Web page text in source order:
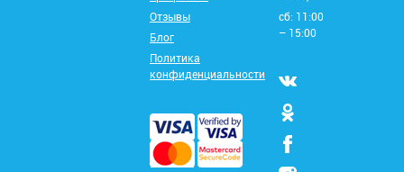
Отзывы
Блог
Политика
конфиденциальности
сб: 11:00
– 15:00